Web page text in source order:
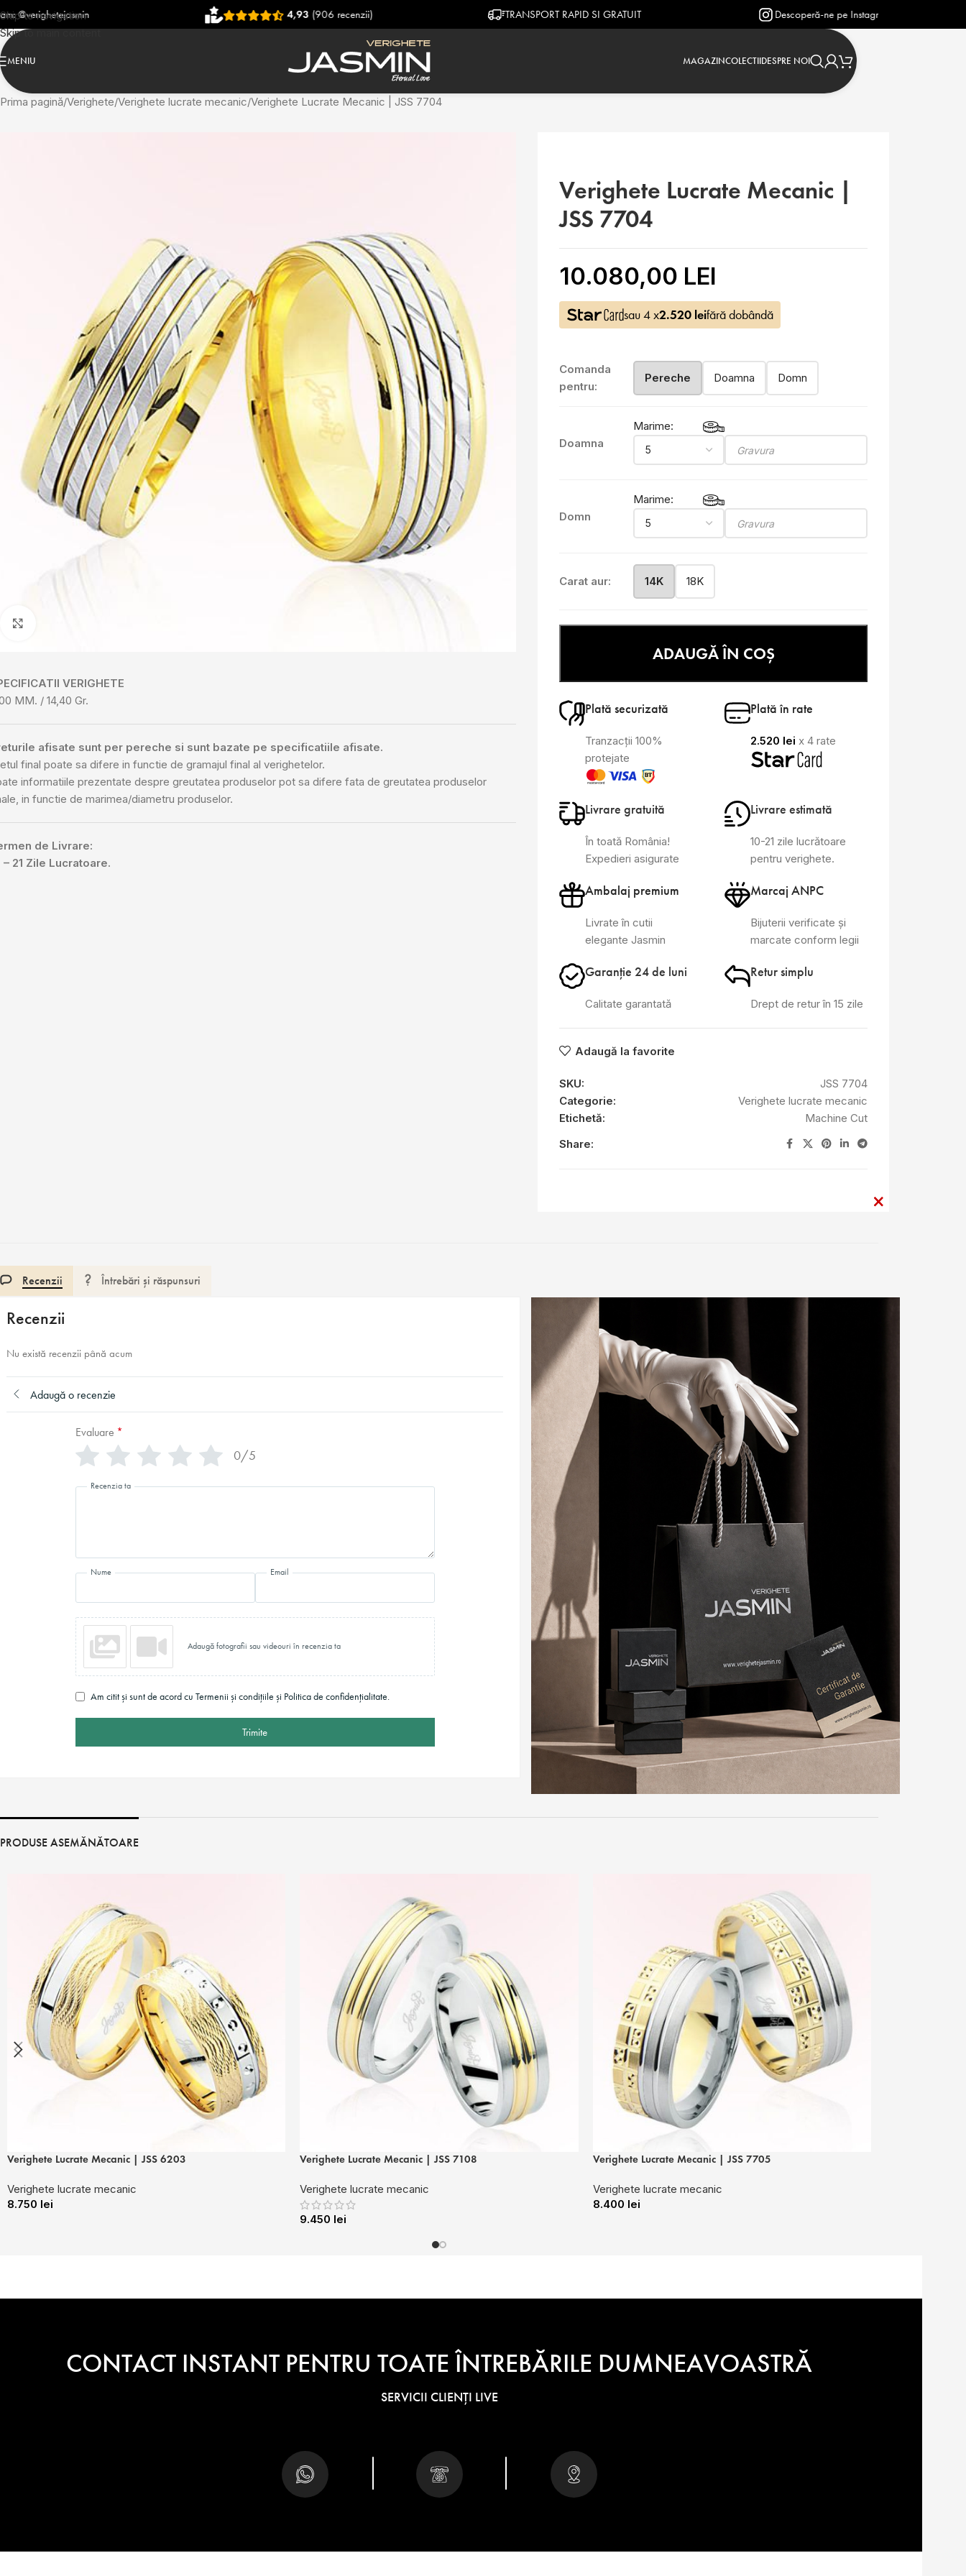
Skip to navigation
Skip to main content
4,93(906 recenzii) TRANSPORT RAPID SI GRATUIT Descoperă-ne pe Instagram: @verighetejasmin
MENIU MAGAZINCOLECTIIDESPRE NOI
Prima pagină Verighete Verighete lucrate mecanic Verighete Lucrate Mecanic | JSS 7704
VERIGHETE
MM. / 14,40 Gr.
afisate sunt per pereche si sunt bazate pe specificatiile afisate.
final poate sa difere in functie de gramajul final al verighetelor.
informatiile prezentate despre greutatea produselor pot sa difere fata de greutatea produselor
in functie de marimea/diametru produselor.
de Livrare:
– 21 Zile Lucratoare.
Verighete Lucrate Mecanic |
JSS 7704
10.080,00 LEI
sau 4 x2.520 leifără dobândă
Comanda
pentru:
Pereche Doamna Domn
Doamna
Marime:
×
Domn
Marime:
×
Carat aur: 14K 18K
ADAUGĂ ÎN COȘ
Plată securizată
Tranzacții 100%
protejate
Plată în rate
2.520 lei x 4 rate
Livrare gratuită
În toată România!
Expedieri asigurate
Livrare estimată
10-21 zile lucrătoare
pentru verighete.
Ambalaj premium
Livrate în cutii
elegante Jasmin
Marcaj ANPC
Bijuterii verificate și
marcate conform legii
Garanție 24 de luni
Calitate garantată
Retur simplu
Drept de retur în 15 zile
Adaugă la favorite
SKU:
JSS 7704
Categorie:
Verighete lucrate mecanic
Etichetă:
Machine Cut
Share:
Recenzii Întrebări și răspunsuri
Recenzii
Nu există recenzii până acum
Adaugă o recenzie
Evaluare *
0/5
Recenzia ta
Nume Email
Adaugă fotografii sau videouri în recenzia ta
Am citit și sunt de acord cu Termenii și condițiile și Politica de confidențialitate.
Trimite
PRODUSE ASEMĂNĂTOARE
Verighete Lucrate Mecanic | JSS 6203
Verighete lucrate mecanic
8.750 lei
Verighete Lucrate Mecanic | JSS 7108
Verighete lucrate mecanic
9.450 lei
Verighete Lucrate Mecanic | JSS 7705
Verighete lucrate mecanic
8.400 lei
CONTACT INSTANT PENTRU TOATE ÎNTREBĂRILE DUMNEAVOASTRĂ
SERVICII CLIENȚI LIVE